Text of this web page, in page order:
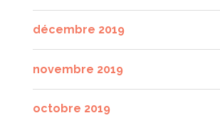
décembre 2019
novembre 2019
octobre 2019